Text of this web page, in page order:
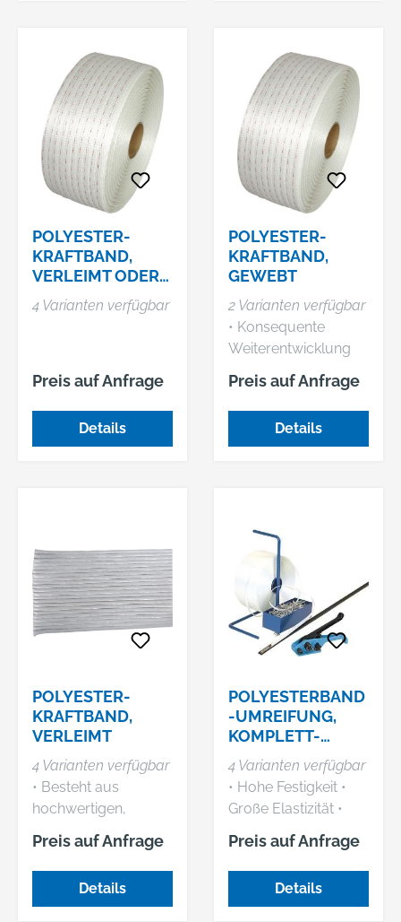
POLYESTER-
KRAFTBAND,
VERLEIMT ODER
GEWEBT
4 Varianten verfügbar
Preis auf Anfrage
Details
POLYESTER-
KRAFTBAND,
GEWEBT
2 Varianten verfügbar
• Konsequente
Weiterentwicklung
des verleimten
Polyester-
Kraftbandes • Durch
die Längs- und
Das Ausfransen der
Bandenden wird
vermieden •
Hervorragend
geeignet, um
schwere Lasten mit
Sicherheit zu
befördern
Preis auf Anfrage
Details
POLYESTER-
KRAFTBAND,
VERLEIMT
4 Varianten verfügbar
• Besteht aus
hochwertigen,
verleimten
Polyesterfäden •
Durch hohe Zugkraft
sowie sichere und
Preis auf Anfrage
Details
POLYESTERBAND
-UMREIFUNG,
KOMPLETT-
SYSTEM
4 Varianten verfügbar
• Hohe Festigkeit •
Große Elastizität •
Keine
Verletzungsgefahr •
Jederzeit
nachspannbar •
Preis auf Anfrage
Details